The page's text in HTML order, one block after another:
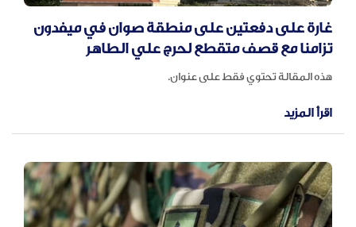
غارة على دفعتين على منطقة صوان في ميفدون
تزامنا مع قصف متقطع لحرج علي الطاهر
هذه المقالة تحتوي فقط على عنوان.
اقرأ المزيد